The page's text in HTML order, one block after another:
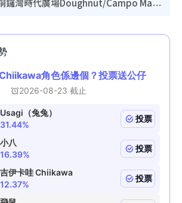
開倉優惠｜銅鑼灣時代廣場Doughnut/Campo Marzio開倉低至1折！背囊、書包、手袋劈價$200起